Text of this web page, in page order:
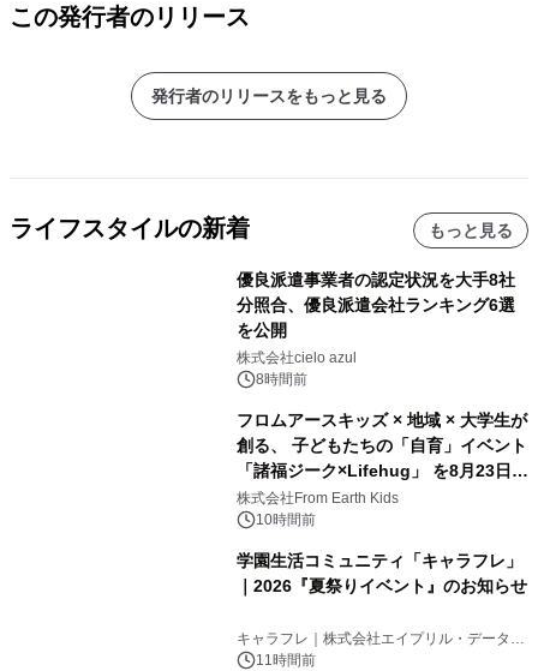
この発行者のリリース
発行者のリリースをもっと見る
ライフスタイルの新着 もっと見る
優良派遣事業者の認定状況を大手8社
分照合、優良派遣会社ランキング6選
を公開
株式会社cielo azul
8時間前
フロムアースキッズ × 地域 × 大学生が
創る、 子どもたちの「自育」イベント
「諸福ジーク×Lifehug」 を8月23日
(日)開催
株式会社From Earth Kids
10時間前
学園生活コミュニティ「キャラフレ」
｜2026『夏祭りイベント』のお知らせ
キャラフレ｜株式会社エイプリル・データ・
デザインズ
11時間前